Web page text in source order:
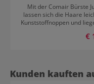
Mit der Comair Bürste
lassen sich die Haare
Kunststoffnoppen und
durch das Gummikissen€
Produktgalerie
Kunden kauften